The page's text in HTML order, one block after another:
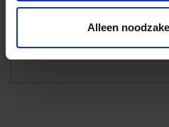
Alleen